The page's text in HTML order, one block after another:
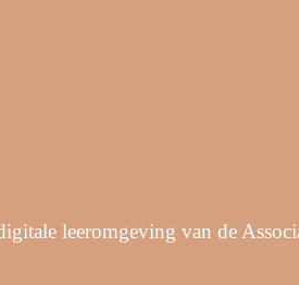
leeromgeving van de